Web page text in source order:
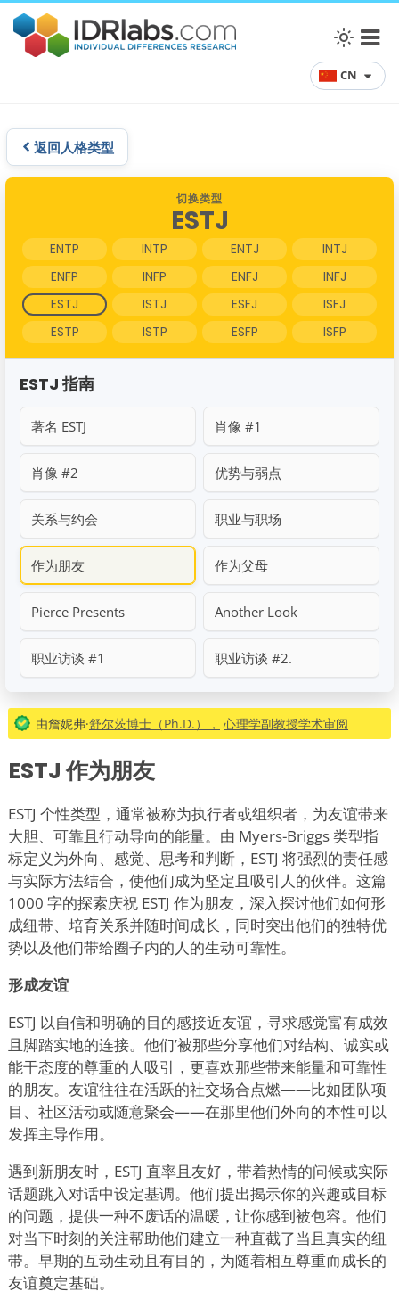
CN
返回人格类型
切换类型
ESTJ
ENTP INTP ENTJ
INTJ
ENFP
INFP ENFJ
INFJ
ESTJ
ISTJ ESFJ
ISFJ
ESTP
ISTP ESFP ISFP
ESTJ 指南
著名 ESTJ 肖像 #1
肖像 #2 优势与弱点
关系与约会 职业与职场
作为朋友 作为父母
Pierce Presents Another Look
职业访谈 #1 职业访谈 #2.
由詹妮弗·舒尔茨博士（Ph.D.）， 心理学副教授学术审阅
ESTJ 作为朋友
ESTJ 个性类型，通常被称为执行者或组织者，为友谊带来
大胆、可靠且行动导向的能量。由 Myers-Briggs 类型指
标定义为外向、感觉、思考和判断，ESTJ 将强烈的责任感
与实际方法结合，使他们成为坚定且吸引人的伙伴。这篇
1000 字的探索庆祝 ESTJ 作为朋友，深入探讨他们如何形
成纽带、培育关系并随时间成长，同时突出他们的独特优
势以及他们带给圈子内的人的生动可靠性。
形成友谊
ESTJ 以自信和明确的目的感接近友谊，寻求感觉富有成效
且脚踏实地的连接。他们’被那些分享他们对结构、诚实或
能干态度的尊重的人吸引，更喜欢那些带来能量和可靠性
的朋友。友谊往往在活跃的社交场合点燃——比如团队项
目、社区活动或随意聚会——在那里他们外向的本性可以
发挥主导作用。
遇到新朋友时，ESTJ 直率且友好，带着热情的问候或实际
话题跳入对话中设定基调。他们提出揭示你的兴趣或目标
的问题，提供一种不废话的温暖，让你感到被包容。他们
对当下时刻的关注帮助他们建立一种直截了当且真实的纽
带。早期的互动生动且有目的，为随着相互尊重而成长的
友谊奠定基础。